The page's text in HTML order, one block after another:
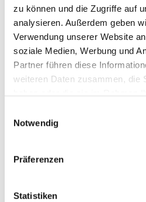
zu können und die Zugriffe auf
analysieren. Außerdem geben
Verwendung unserer Website
soziale Medien, Werbung und
Partner führen diese
weiteren Daten zusammen, die
Notwendig
Präferenzen
Statistiken
sehen.
Treffpunkt am Lego Münster
Dauer ca. 90 Minuten
ab 10 Jahren
Festes Schuhwerk ist erforderlich,
schwindelfrei sein.
Tickets sind
oder im